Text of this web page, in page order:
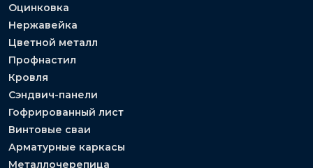
Оцинковка
Нержавейка
Цветной металл
Профнастил
Кровля
Сэндвич-панели
Гофрированный лист
Винтовые сваи
Арматурные каркасы
Металлочерепица